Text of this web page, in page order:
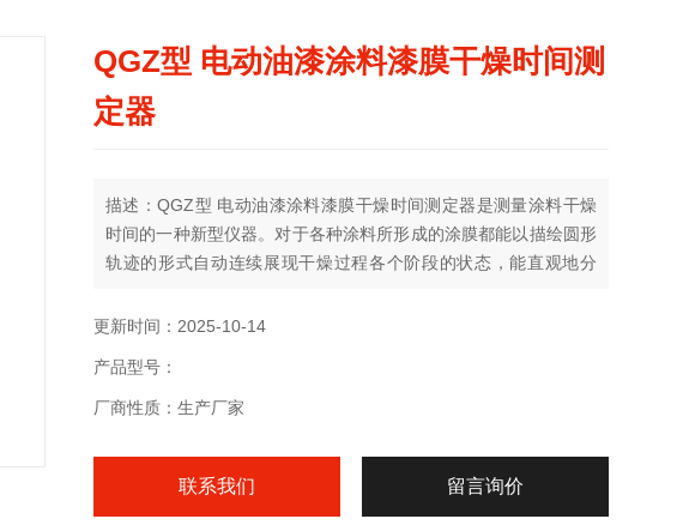
QGZ型 电动油漆涂料漆膜干燥时间测
定器
描述：QGZ型 电动油漆涂料漆膜干燥时间测定器是测量涂料干燥
时间的一种新型仪器。对于各种涂料所形成的涂膜都能以描绘圆形
轨迹的形式自动连续展现干燥过程各个阶段的状态，能直观地分
器。
更新时间：2025-10-14
产品型号：
厂商性质：生产厂家
联系我们 留言询价